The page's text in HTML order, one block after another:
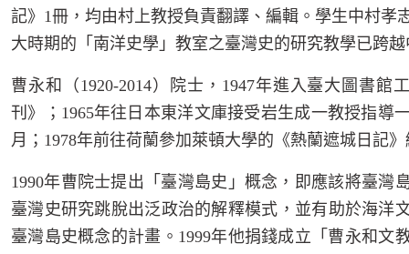
記》 1冊，均由村上教授負責翻譯、編輯。學生中村孝
大時期的「南洋史學」教室之臺灣史的研究教學已跨
曹永和（ 1920-2014）院士， 1947年進入臺大圖書館
刊》； 1965年往日本東洋文庫接受岩生成一教授指導
月； 1978年前往荷蘭參加萊頓大學的《熱蘭遮城日記
1990年曹院士提出「臺灣島史」概念，即應該將臺灣
臺灣史研究跳脫出泛政治的解釋模式，並有助於海洋
臺灣島史概念的計畫。 1999年他捐錢成立「曹永和文